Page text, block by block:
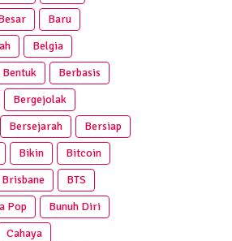
Baru
Belgia
Bentuk
Berbasis
Bergejolak
Bersejarah
Bersiap
Bikin
Bitcoin
Brisbane
BTS
Pop
Bunuh Diri
Cahaya